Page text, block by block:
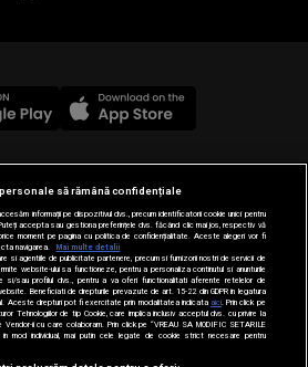
INTERNATIONAL SA, Toate
rezervate.
să rămână confidențiale
informații pe dispozitivul dvs., precum identificatorii cookie unici pentru
accepta sau gestiona preferințele dvs. făcând clic mai jos, respectiv vă
moment pe pagina cu politica de confidențialitate. Aceste alegeri vor fi
navigarea.
Mai multe detalii
si agentiile de publicitate partenere, precum si furnizorii nostri de servicii de
website-ului sa functioneze, pentru a personaliza continutul si anunturile
si/sau profilul dvs., pentru a va oferi functionalitati aferente retelelor de
Beneficiati de drepturile prevazute de art. 15-22 din GDPR in legatura
Aceste drepturi pot fi exercitate prin modalitatea indicataaici . Prin click pe
Tehnologiilor de tip Cookie, care implica inclusiv acceptul dvs. cu privire la
ii cu care colaboram. Prin click pe “VREAU SA MODIFIC SETARILE
in mod individual, mai putin cele legate de cookie strict necesare pentru